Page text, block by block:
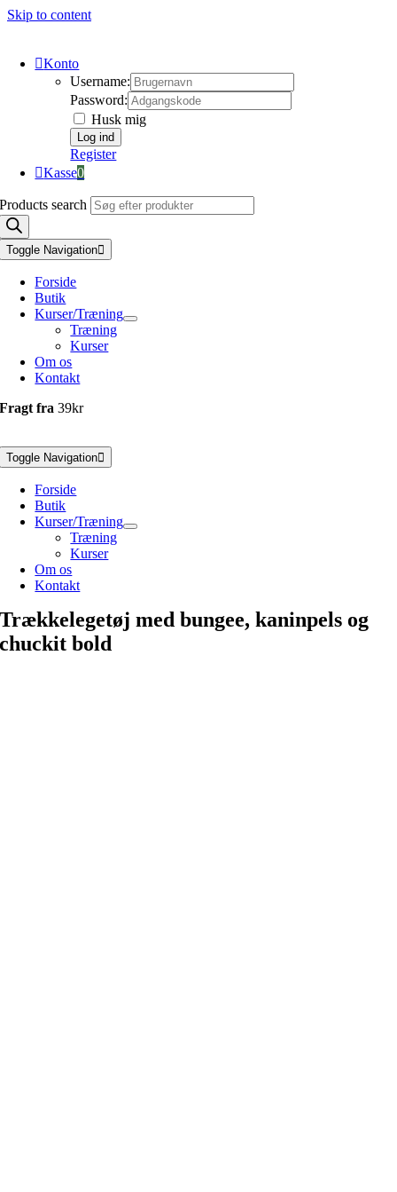
Skip to content
Konto
Username:
Password:
Husk mig
Register
Kasse0
Products search
Toggle Navigation
Forside
Butik
Kurser/Træning
Træning
Kurser
Om os
Kontakt
Fragt fra39kr
Toggle Navigation
Forside
Butik
Kurser/Træning
Træning
Kurser
Om os
Kontakt
Trækkelegetøj med bungee, kaninpels og
chuckit bold